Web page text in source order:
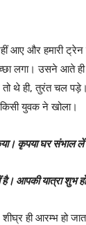
आए और हमारी
लगा। उसने आते ही
थे ही, तुरंत चल
युवक ने खोला।
कृपया घर संभाल
आपकी यात्रा शुभ
ही आरम्भ हो